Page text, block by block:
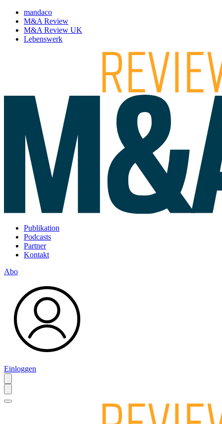
mandaco
M&A Review
M&A Review UK
Lebenswerk
Publikation
Podcasts
Partner
Kontakt
Abo
Einloggen